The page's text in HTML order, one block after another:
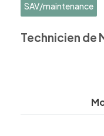
SAV/maintenance
Technicien de